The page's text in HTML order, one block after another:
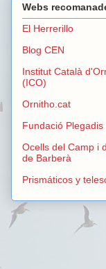
Webs
El Herrerillo
Blog CEN
Institut Català
(ICO)
Ornitho.cat
Fundació Plegadis
Ocells del Camp i
de Barberà
Prismáticos y